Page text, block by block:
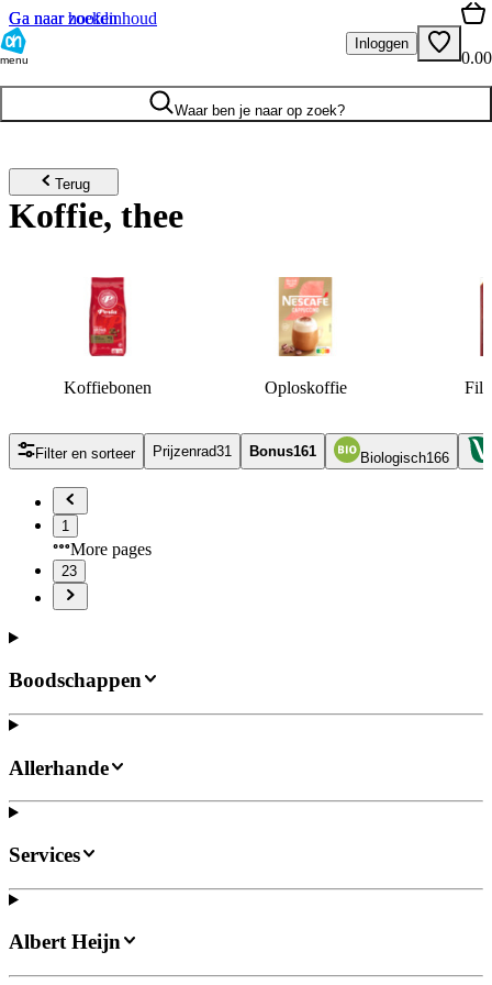
Ga naar hoofdinhoud
Ga naar zoeken
menu
Inloggen
0.00
Waar ben je naar op zoek?
Terug
Koffie, thee
Koffiebonen Oploskoffie
Filter en sorteer Prijzenrad31 Bonus161 Biologisch166
1
More pages
23
Boodschappen
Allerhande
Services
Albert Heijn